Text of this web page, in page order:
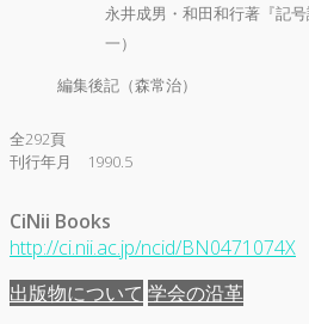
永井成男・和田和行著『記
一）
編集後記（森常治）
全292頁
刊行年月 1990.5
CiNii Books
http://ci.nii.ac.jp/ncid/BN0471074X
出版物について 学会の沿革